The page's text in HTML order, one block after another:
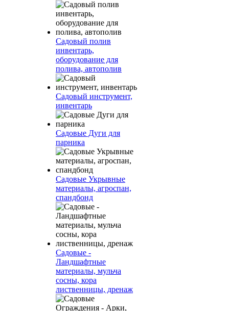
Садовый полив
инвентарь,
оборудование для
полива, автополив
Садовый инструмент,
инвентарь
Садовые Дуги для
парника
Садовые Укрывные
материалы, агроспан,
спандбонд
Садовые -
Ландшафтные
материалы, мульча
сосны, кора
лиственницы, дренаж